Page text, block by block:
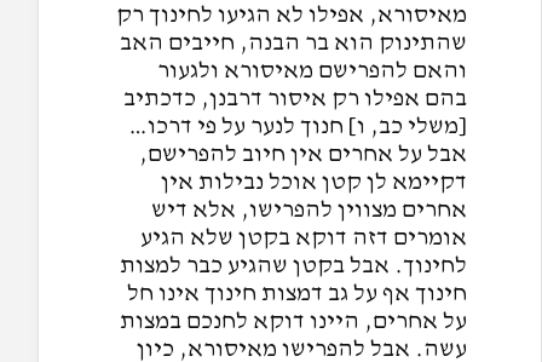
מאיסורא, אפילו לא הגיעו לחינוך רק
שהתינוק הוא בר הבנה, חייבים האב
והאם להפרישם מאיסורא ולגעור
בהם אפילו רק איסור דרבנן, כדכתיב
[משלי כב, ו] חנוך לנער על פי דרכו…
אבל על אחרים אין חיוב להפרישם,
דקיימא לן קטן אוכל נבילות אין
אחרים מצווין להפרישו, אלא דיש
אומרים דזה דוקא בקטן שלא הגיע
לחינוך. אבל בקטן שהגיע כבר למצות
חינוך אף על גב דמצות חינוך אינו חל
על אחרים, היינו דוקא לחנכם במצות
עשה. אבל להפרישו מאיסורא, כיון